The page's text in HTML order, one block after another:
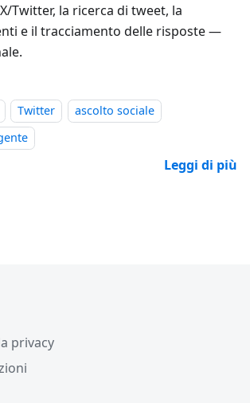
Twitter, la ricerca di tweet, la
e il tracciamento delle risposte —
Twitter
ascolto sociale
Leggi di più
privacy